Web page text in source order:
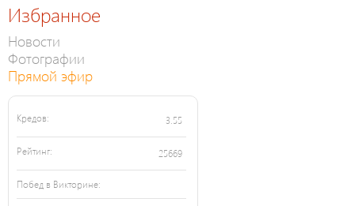
Избранное
Новости
Фотографии
Прямой эфир
Кредов: 3.55
Рейтинг: 25669
Побед в Викторине: